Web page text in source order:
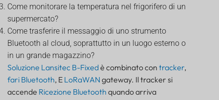
Come monitorare la temperatura nel frigorifero di un
supermercato?
Come trasferire il messaggio di uno strumento
Bluetooth al cloud, soprattutto in un luogo esterno o
in un grande magazzino?
Soluzione Lansitec B-Fixedè combinato con tracker,
fari Bluetooth, E LoRaWAN gateway. Il tracker si
accende Ricezione Bluetooth quando arriva